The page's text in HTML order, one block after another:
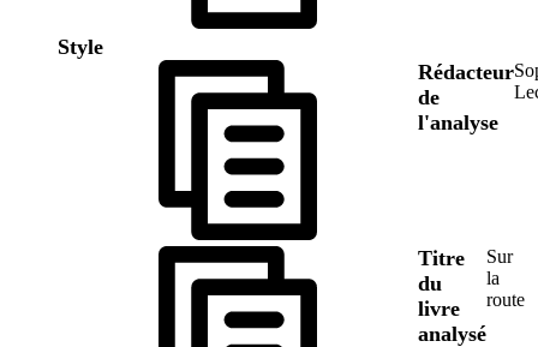
Style
Rédacteur
de
l'analyse
Titre
du
livre
analysé
Sur
la
route